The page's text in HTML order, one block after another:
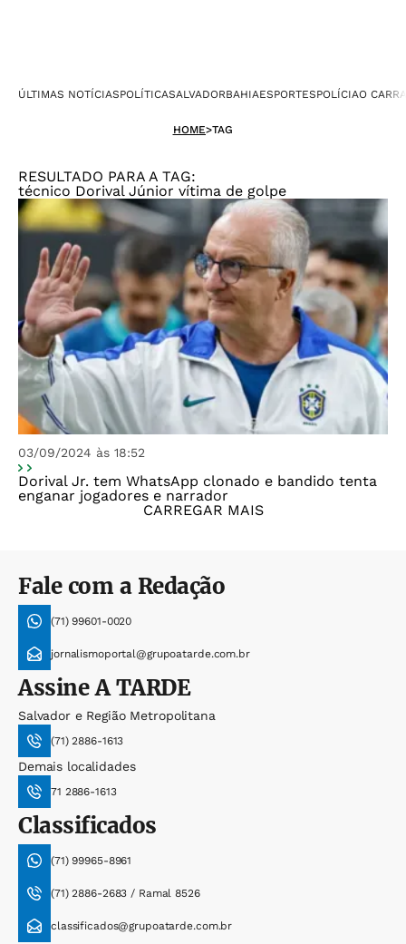
ÚLTIMAS NOTÍCIASPOLÍTICASALVADORBAHIAESPORTESPOLÍCIAO
HOME>TAG
RESULTADO PARA A TAG:
técnico Dorival Júnior vítima de golpe
03/09/2024 às 18:52
Dorival Jr. tem WhatsApp clonado e bandido tenta
enganar jogadores e narrador
CARREGAR MAIS
Fale com a Redação
(71) 99601-0020
jornalismoportal@grupoatarde.com.br
AssineA TARDE
Salvador e Região Metropolitana
(71) 2886-1613
Demais localidades
71 2886-1613
Classificados
(71) 99965-8961
(71) 2886-2683 / Ramal 8526
classificados@grupoatarde.com.br